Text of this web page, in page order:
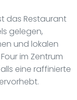
das Restaurant
gelegen,
und lokalen
im Zentrum
eine raffinierte